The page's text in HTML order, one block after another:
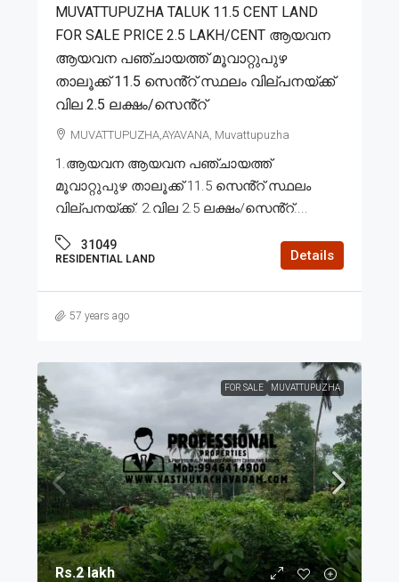
MUVATTUPUZHA TALUK 11.5 CENT LAND
FOR SALE PRICE 2.5 LAKH/CENT ആയവന
ആയവന പഞ്ചായത്ത് മൂവാറ്റുപുഴ
താലൂക്ക് 11.5 സെൻ്റ് സ്ഥലം വില്പനയ്ക്ക്
വില 2.5 ലക്ഷം/സെൻ്റ്
MUVATTUPUZHA,AYAVANA, Muvattupuzha
1.ആയവന ആയവന പഞ്ചായത്ത്
മൂവാറ്റുപുഴ താലൂക്ക് 11.5 സെൻ്റ് സ്ഥലം
വില്പനയ്ക്ക്. 2.വില 2.5 ലക്ഷം/സെൻ്റ്....
31049
RESIDENTIAL LAND Details
57 years ago
FOR SALE MUVATTUPUZHA
Rs.2 lakh